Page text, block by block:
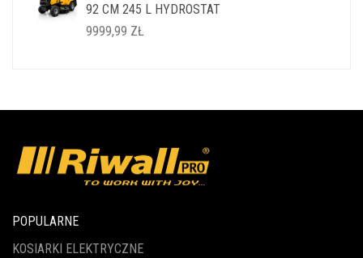
14999,99 ZŁ.11999,99 ZŁ.
92 CM 245 L HYDROSTAT
9999,99 ZŁ
POPULARNE
KOSIARKI ELEKTRYCZNE